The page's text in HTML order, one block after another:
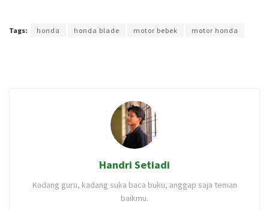
Tags: honda honda blade motor bebek motor honda
Handri Setiadi
Kadang guru, kadang suka baca buku, anggap saja teman
baikmu.